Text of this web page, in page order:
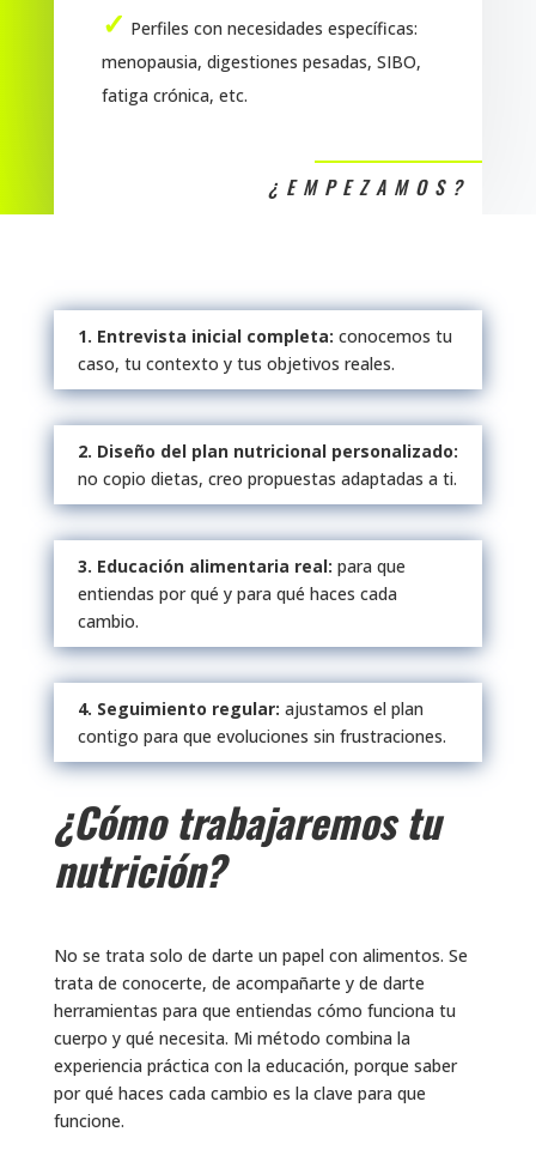
✓ Perfiles con necesidades específicas:
menopausia, digestiones pesadas, SIBO,
fatiga crónica, etc.
¿EMPEZAMOS?
1. Entrevista inicial completa: conocemos tu
caso, tu contexto y tus objetivos reales.
2. Diseño del plan nutricional personalizado:
no copio dietas, creo propuestas adaptadas a ti.
3. Educación alimentaria real: para que
entiendas por qué y para qué haces cada
cambio.
4. Seguimiento regular: ajustamos el plan
contigo para que evoluciones sin frustraciones.
¿Cómo trabajaremos tu
nutrición?
No se trata solo de darte un papel con alimentos. Se
trata de conocerte, de acompañarte y de darte
herramientas para que entiendas cómo funciona tu
cuerpo y qué necesita. Mi método combina la
experiencia práctica con la educación, porque saber
por qué haces cada cambio es la clave para que
funcione.